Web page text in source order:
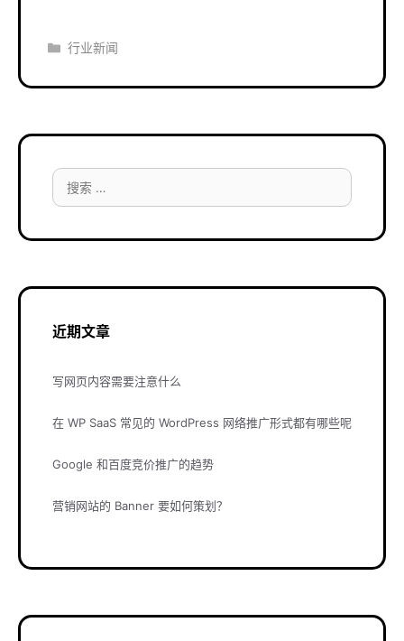
分
行业新闻
搜
索：
近期文章
写网页内容需要注意什么
在 WP SaaS 常见的 WordPress 网络推广形式都有哪些呢
Google 和百度竞价推广的趋势
营销网站的 Banner 要如何策划？